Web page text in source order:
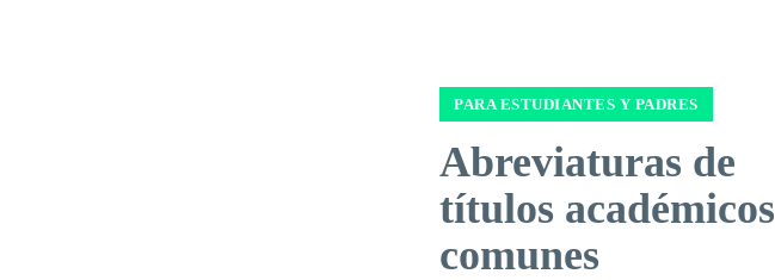
PARA ESTUDIANTES Y PADRES
Abreviaturas de
títulos académicos
comunes